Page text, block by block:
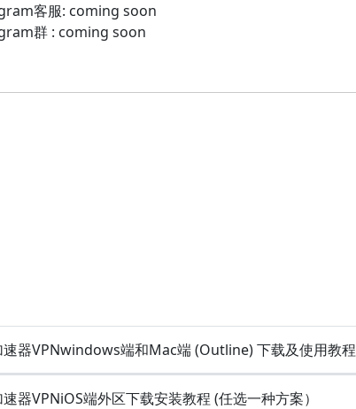
客服: coming soon
群 : coming soon
速器VPNwindows端和Mac端 (Outline) 下载及使用教程
器VPNiOS端外区下载安装教程 (任选一种方案）